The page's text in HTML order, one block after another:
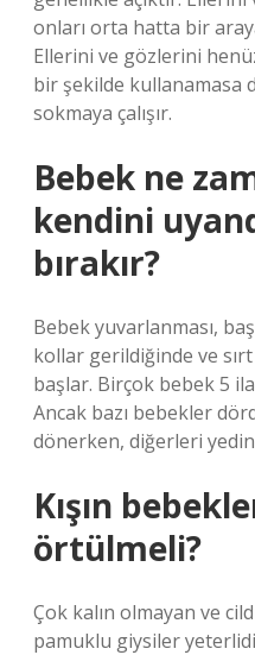
onları orta hatta bir
Ellerini ve gözlerini
bir şekilde kullanamasa
sokmaya çalışır.
Bebek ne
kendini
bırakır?
Bebek yuvarlanması,
kollar gerildiğinde ve
başlar. Birçok bebek 5
Ancak bazı bebekler
dönerken, diğerleri
Kışın
örtülmeli?
Çok kalın olmayan ve
pamuklu giysiler